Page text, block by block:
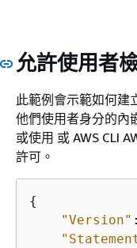
允許使用者
此範例會示範如何建
他們使用者身分的內
或使用 或 AWS CLI
許可。
{
"Version"